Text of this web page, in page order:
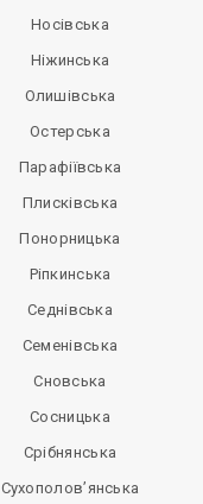
Носівська
Ніжинська
Олишівська
Остерська
Парафіївська
Плисківська
Понорницька
Ріпкинська
Седнівська
Семенівська
Сновська
Сосницька
Срібнянська
Сухополов’янська